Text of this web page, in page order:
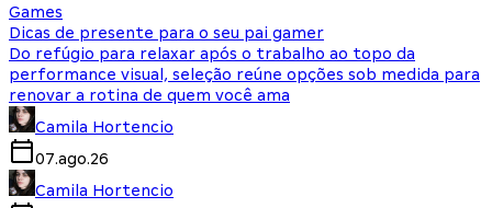
Games
Dicas de presente para o seu pai gamer
Do refúgio para relaxar após o trabalho ao topo da
performance visual, seleção reúne opções sob medida para
renovar a rotina de quem você ama
Camila Hortencio
07.ago.26
Camila Hortencio